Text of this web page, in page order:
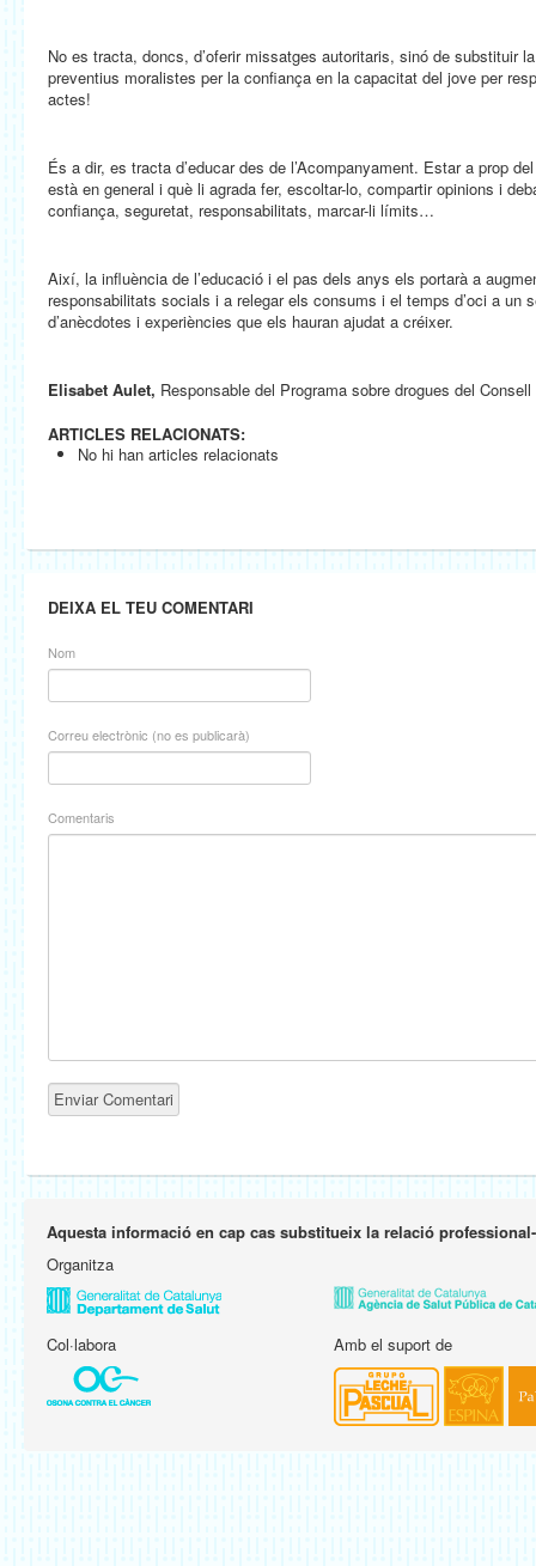
No es tracta, doncs, d’oferir missatges autoritaris, sinó de substituir
preventius moralistes per la confiança en la capacitat del jove per
actes!
És a dir, es tracta d’educar des de l’Acompanyament. Estar a prop
està en general i què li agrada fer, escoltar-lo, compartir opinions i
confiança, seguretat, responsabilitats, marcar-li límits…
Així, la influència de l’educació i el pas dels anys els portarà a
responsabilitats socials i a relegar els consums i el temps d’oci a un
d’anècdotes i experiències que els hauran ajudat a créixer.
Elisabet Aulet, Responsable del Programa sobre drogues del Consell
ARTICLES RELACIONATS:
No hi han articles relacionats
DEIXA EL TEU COMENTARI
Nom
Correu electrònic (no es publicarà)
Comentaris
Aquesta informació en cap cas substitueix la relació
Organitza
Col·labora Amb el suport de